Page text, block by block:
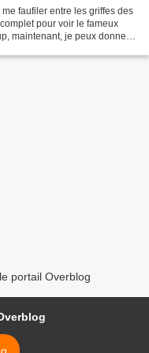
faufiler entre les griffes des
pour voir le fameux
maintenant, je peux donner
portail Overblog